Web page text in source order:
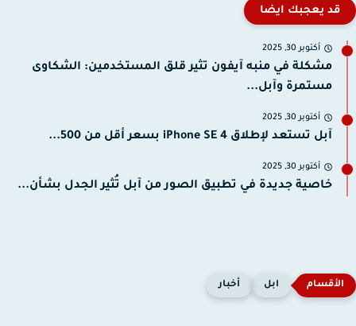
قد يعجبك ايضا
أكتوبر 30, 2025
مشكلة في منبه آيفون تثير قلق المستخدمين: الشكاوى
مستمرة وآبل...
أكتوبر 30, 2025
آبل تستعد لإطلاق iPhone SE 4 بسعر أقل من 500...
أكتوبر 30, 2025
خاصية جديدة في تطبيق الصور من آبل تُثير الجدل بشأن...
ابل أخبار